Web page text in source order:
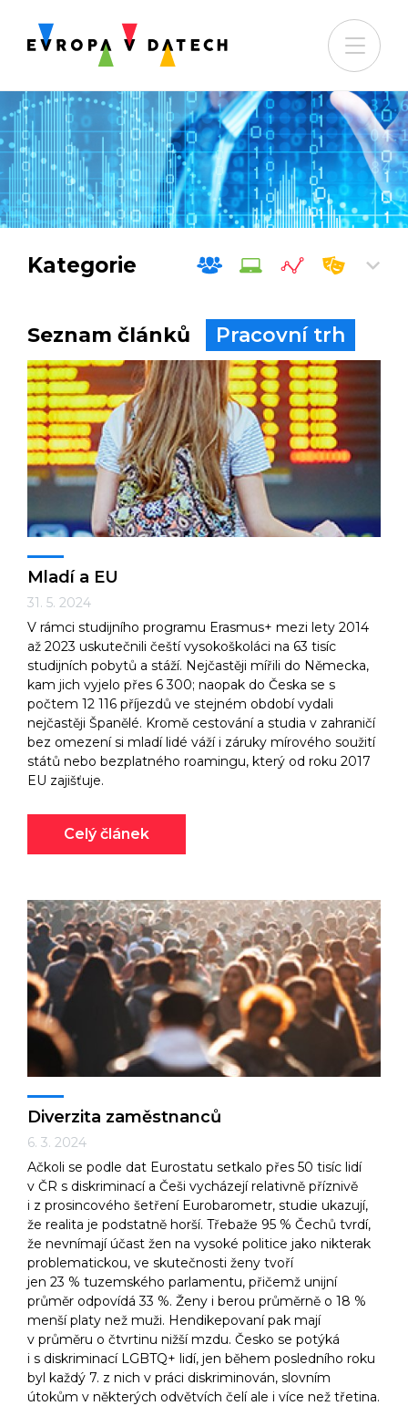
Kategorie
Společnost
Technologie
Ekonomika a byznys
Kultura a sport
Seznam článků Pracovní trh
Mladí a EU
31. 5. 2024
V rámci studijního programu Erasmus+ mezi lety 2014
až 2023 uskutečnili čeští vysokoškoláci na 63 tisíc
studijních pobytů a stáží. Nejčastěji mířili do Německa,
kam jich vyjelo přes 6 300; naopak do Česka se s
počtem 12 116 příjezdů ve stejném období vydali
nejčastěji Španělé. Kromě cestování a studia v zahraničí
bez omezení si mladí lidé váží i záruky mírového soužití
států nebo bezplatného roamingu, který od roku 2017
EU zajišťuje.
Celý článek
Diverzita zaměstnanců
6. 3. 2024
Ačkoli se podle dat Eurostatu setkalo přes 50 tisíc lidí
v ČR s diskriminací a Češi vycházejí relativně příznivě
i z prosincového šetření Eurobarometr, studie ukazují,
že realita je podstatně horší. Třebaže 95 % Čechů tvrdí,
že nevnímají účast žen na vysoké politice jako nikterak
problematickou, ve skutečnosti ženy tvoří
jen 23 % tuzemského parlamentu, přičemž unijní
průměr odpovídá 33 %. Ženy i berou průměrně o 18 %
menší platy než muži. Hendikepovaní pak mají
v průměru o čtvrtinu nižší mzdu. Česko se potýká
i s diskriminací LGBTQ+ lidí, jen během posledního roku
byl každý 7. z nich v práci diskriminován, slovním
útokům v některých odvětvích čelí ale i více než třetina.